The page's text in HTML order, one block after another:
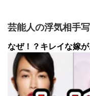
芸能人の浮気相手
なぜ！？キレイな嫁